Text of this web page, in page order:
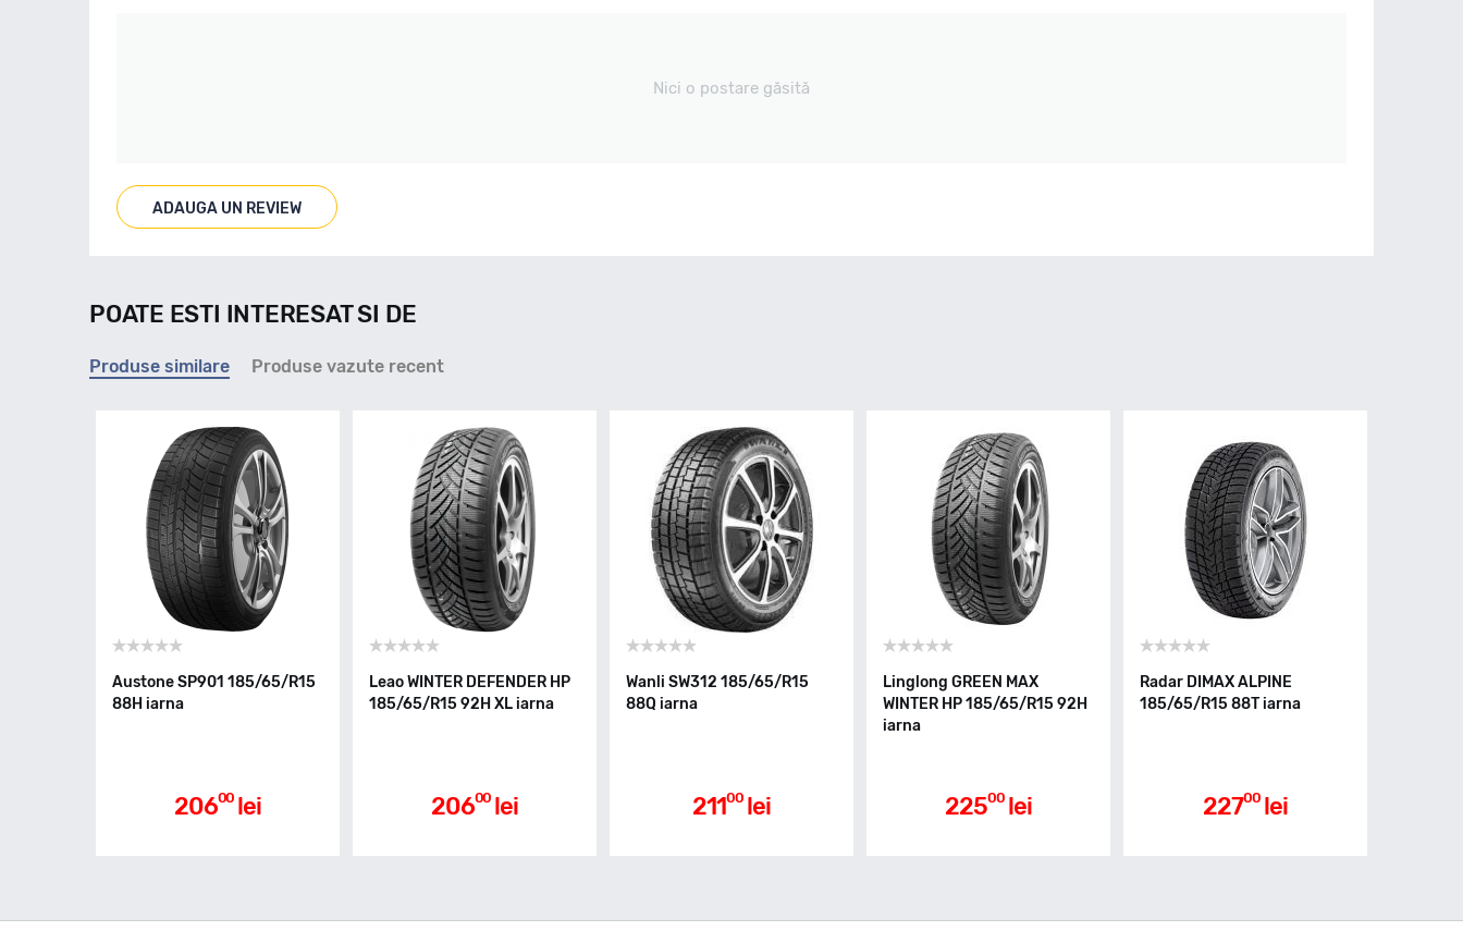
Nici o postare găsită
ADAUGA UN REVIEW
POATE ESTI INTERESAT SI DE
Produse similare Produse vazute recent
Austone SP901 185/65/R15
88H iarna
20600 lei
Leao WINTER DEFENDER HP
185/65/R15 92H XL iarna
20600 lei
Wanli SW312 185/65/R15
88Q iarna
21100 lei
Linglong GREEN MAX
WINTER HP 185/65/R15 92H
iarna
22500 lei
Radar DIMAX ALPINE
185/65/R15 88T iarna
22700 lei